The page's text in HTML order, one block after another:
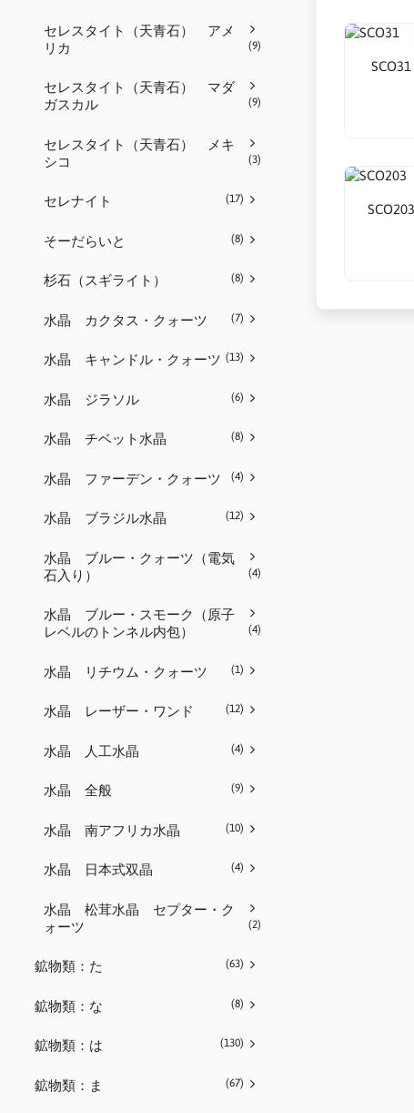
セレスタイト（天青石） アメ
リカ
(9)
セレスタイト（天青石） マダ
ガスカル
(9)
セレスタイト（天青石） メキ
シコ
(3)
セレナイト (17)
そーだらいと (8)
杉石（スギライト） (8)
水晶 カクタス・クォーツ (7)
水晶 キャンドル・クォーツ (13)
水晶 ジラソル (6)
水晶 チベット水晶 (8)
水晶 ファーデン・クォーツ (4)
水晶 ブラジル水晶 (12)
水晶 ブルー・クォーツ（電気
石入り）
(4)
水晶 ブルー・スモーク（原子
レベルのトンネル内包）
(4)
水晶 リチウム・クォーツ (1)
水晶 レーザー・ワンド (12)
水晶 人工水晶 (4)
水晶 全般 (9)
水晶 南アフリカ水晶 (10)
水晶 日本式双晶 (4)
水晶 松茸水晶 セプター・ク
ォーツ
(2)
鉱物類：た (63)
鉱物類：な (8)
鉱物類：は (130)
鉱物類：ま (67)